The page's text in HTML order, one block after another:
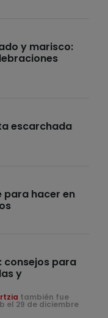
y marisco:
escarchada
para hacer en
consejos para
y
también fue
el 29 de diciembre